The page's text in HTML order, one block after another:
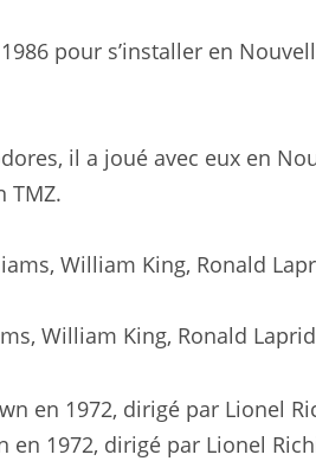
pour s’installer en
il a joué avec eux en
TMZ.
William King, Ronald
en 1972, dirigé par Lionel